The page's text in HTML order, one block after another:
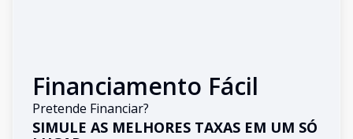
Financiamento Fácil
Pretende Financiar?
SIMULE AS MELHORES TAXAS EM UM SÓ